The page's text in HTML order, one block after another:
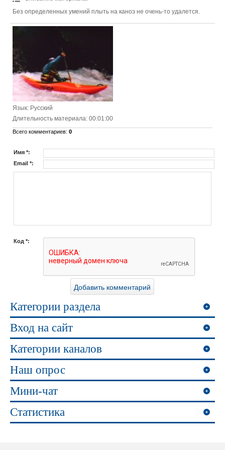
Без определенных умений плыть на каноэ не очень-то удалется.
Язык: Русский
Длительность материала: 00:01:00
Всего комментариев: 0
Имя *:
Email *:
Код *:
Категории раздела
Вход на сайт
Категории каналов
Наш опрос
Мини-чат
Статистика